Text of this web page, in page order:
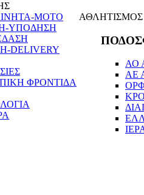
ΜΟΤΟ
ΥΠΟΔΗΣΗ
DELIVERY
ΦΡΟΝΤΙΔΑ
ΑΘΛΗΤΙΣΜΟΣ
ΑΟ
ΑΕ